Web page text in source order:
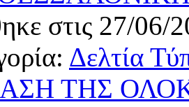
στις 27/06/
Δελτία
ΤΗΣ